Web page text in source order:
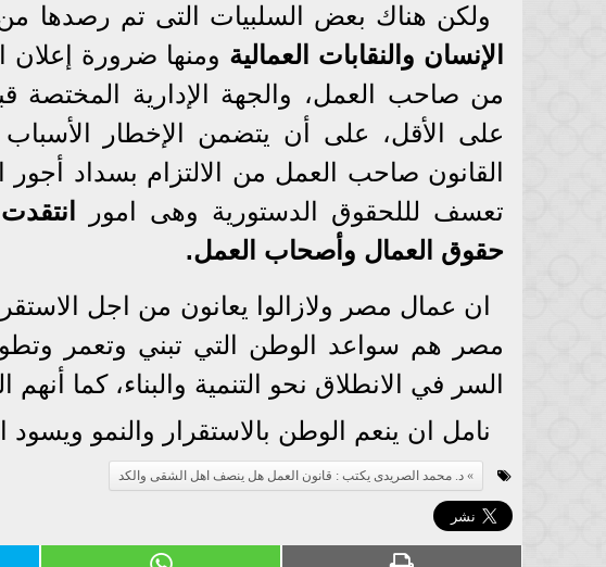
ولكن هناك بعض السلبيات التى تم رصدها
الإنسان والنقابات العمالية ومنها ضرورة
من صاحب العمل، والجهة الإدارية المختصة
على الأقل، على أن يتضمن الإخطار الأسباب
القانون صاحب العمل من الالتزام بسداد أجور
تعسف لللحقوق الدستورية وهى امور
حقوق العمال وأصحاب العمل.
ان عمال مصر ولازالوا يعانون من اجل
مصر هم سواعد الوطن التي تبني وتعمر
السر في الانطلاق نحو التنمية والبناء، كما أنهم
نامل ان ينعم الوطن بالاستقرار والنمو
د. محمد الصريدى يكتب : قانون العمل هل ينصف اهل الشقى والكد